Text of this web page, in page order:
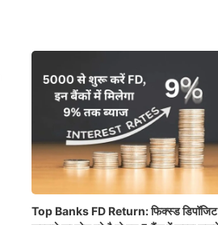
Top Banks FD Return: फिक्स्ड डिपॉजिट